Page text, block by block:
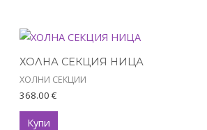
ХОЛНА СЕКЦИЯ НИЦА
ХОЛНИ СЕКЦИИ
368.00 €
Купи